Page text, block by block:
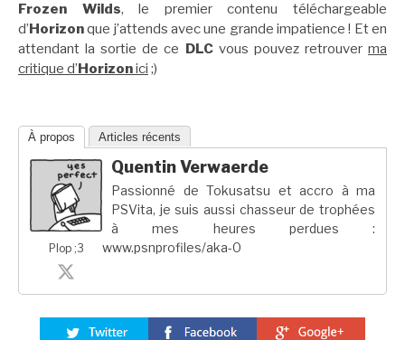
Frozen Wilds, le premier contenu téléchargeable
d’ Horizonque j’attends avec une grande impatience ! Et en
attendant la sortie de ce
DLCvous pouvez retrouverma
critique d’ Horizonici ;)
À propos Articles récents
Plop ;3
Quentin Verwaerde
Passionné de Tokusatsu et accro à ma
PSVita, je suis aussi chasseur de trophées
à mes heures perdues :
www.psnprofiles/aka-0